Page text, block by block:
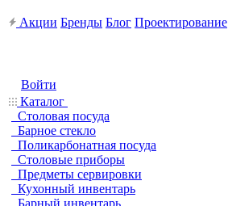
Акции Бренды Блог Проектирование
Войти
Каталог
Столовая посуда
Барное стекло
Поликарбонатная посуда
Столовые приборы
Предметы сервировки
Кухонный инвентарь
Барный инвентарь